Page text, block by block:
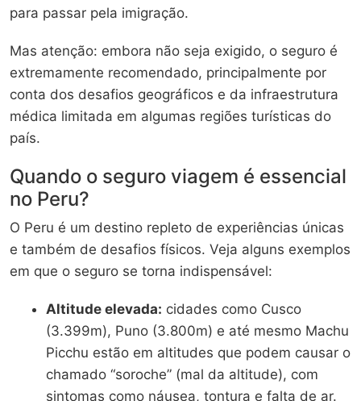
para passar pela imigração.
Mas atenção: embora não seja exigido, o seguro é
extremamente recomendado, principalmente por
conta dos desafios geográficos e da infraestrutura
médica limitada em algumas regiões turísticas do
país.
Quando o seguro viagem é essencial
no Peru?
O Peru é um destino repleto de experiências únicas
e também de desafios físicos. Veja alguns exemplos
em que o seguro se torna indispensável:
Altitude elevada: cidades como Cusco
(3.399m), Puno (3.800m) e até mesmo Machu
Picchu estão em altitudes que podem causar o
chamado “soroche” (mal da altitude), com
sintomas como náusea, tontura e falta de ar.